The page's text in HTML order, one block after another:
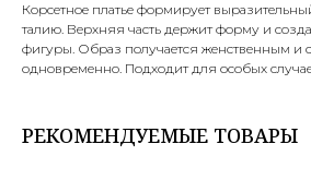
Корсетное платье формирует
талию. Верхняя часть держит форму и
фигуры. Образ получается женственным и
одновременно. Подходит для особых
РЕКОМЕНДУЕМЫЕ ТОВАРЫ